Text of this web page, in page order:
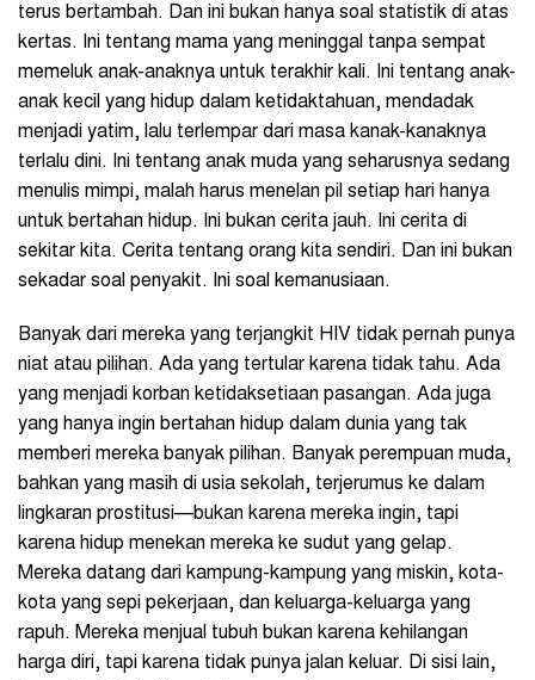
terus bertambah. Dan ini bukan hanya soal statistik di atas
kertas. Ini tentang mama yang meninggal tanpa sempat
memeluk anak-anaknya untuk terakhir kali. Ini tentang anak-
anak kecil yang hidup dalam ketidaktahuan, mendadak
menjadi yatim, lalu terlempar dari masa kanak-kanaknya
terlalu dini. Ini tentang anak muda yang seharusnya sedang
menulis mimpi, malah harus menelan pil setiap hari hanya
untuk bertahan hidup. Ini bukan cerita jauh. Ini cerita di
sekitar kita. Cerita tentang orang kita sendiri. Dan ini bukan
sekadar soal penyakit. Ini soal kemanusiaan.
Banyak dari mereka yang terjangkit HIV tidak pernah punya
niat atau pilihan. Ada yang tertular karena tidak tahu. Ada
yang menjadi korban ketidaksetiaan pasangan. Ada juga
yang hanya ingin bertahan hidup dalam dunia yang tak
memberi mereka banyak pilihan. Banyak perempuan muda,
bahkan yang masih di usia sekolah, terjerumus ke dalam
lingkaran prostitusi—bukan karena mereka ingin, tapi
karena hidup menekan mereka ke sudut yang gelap.
Mereka datang dari kampung-kampung yang miskin, kota-
kota yang sepi pekerjaan, dan keluarga-keluarga yang
rapuh. Mereka menjual tubuh bukan karena kehilangan
harga diri, tapi karena tidak punya jalan keluar. Di sisi lain,